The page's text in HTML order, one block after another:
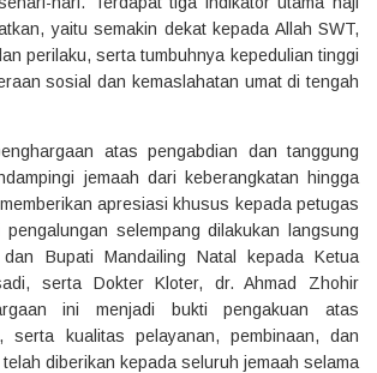
yaitu semakin dekat kepada Allah SWT,
perilaku, serta tumbuhnya kepedulian tinggi
sosial dan kemaslahatan umat di tengah
atas pengabdian dan tanggung
jemaah dari keberangkatan hingga
apresiasi khusus kepada petugas
selempang dilakukan langsung
Bupati Mandailing Natal kepada Ketua
serta Dokter Kloter, dr. Ahmad Zhohir
ini menjadi bukti pengakuan atas
serta kualitas pelayanan, pembinaan, dan
diberikan kepada seluruh jemaah selama